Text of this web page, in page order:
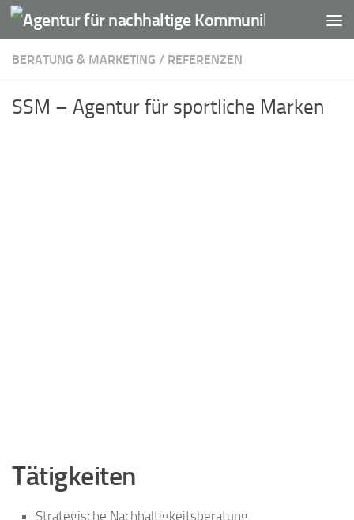
Unter dem Inhalt
BERATUNG & MARKETING / REFERENZEN
SSM – Agentur für sportliche Marken
Tätigkeiten
Strategische Nachhaltigkeitsberatung